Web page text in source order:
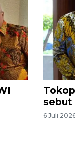
sebut
6 Juli